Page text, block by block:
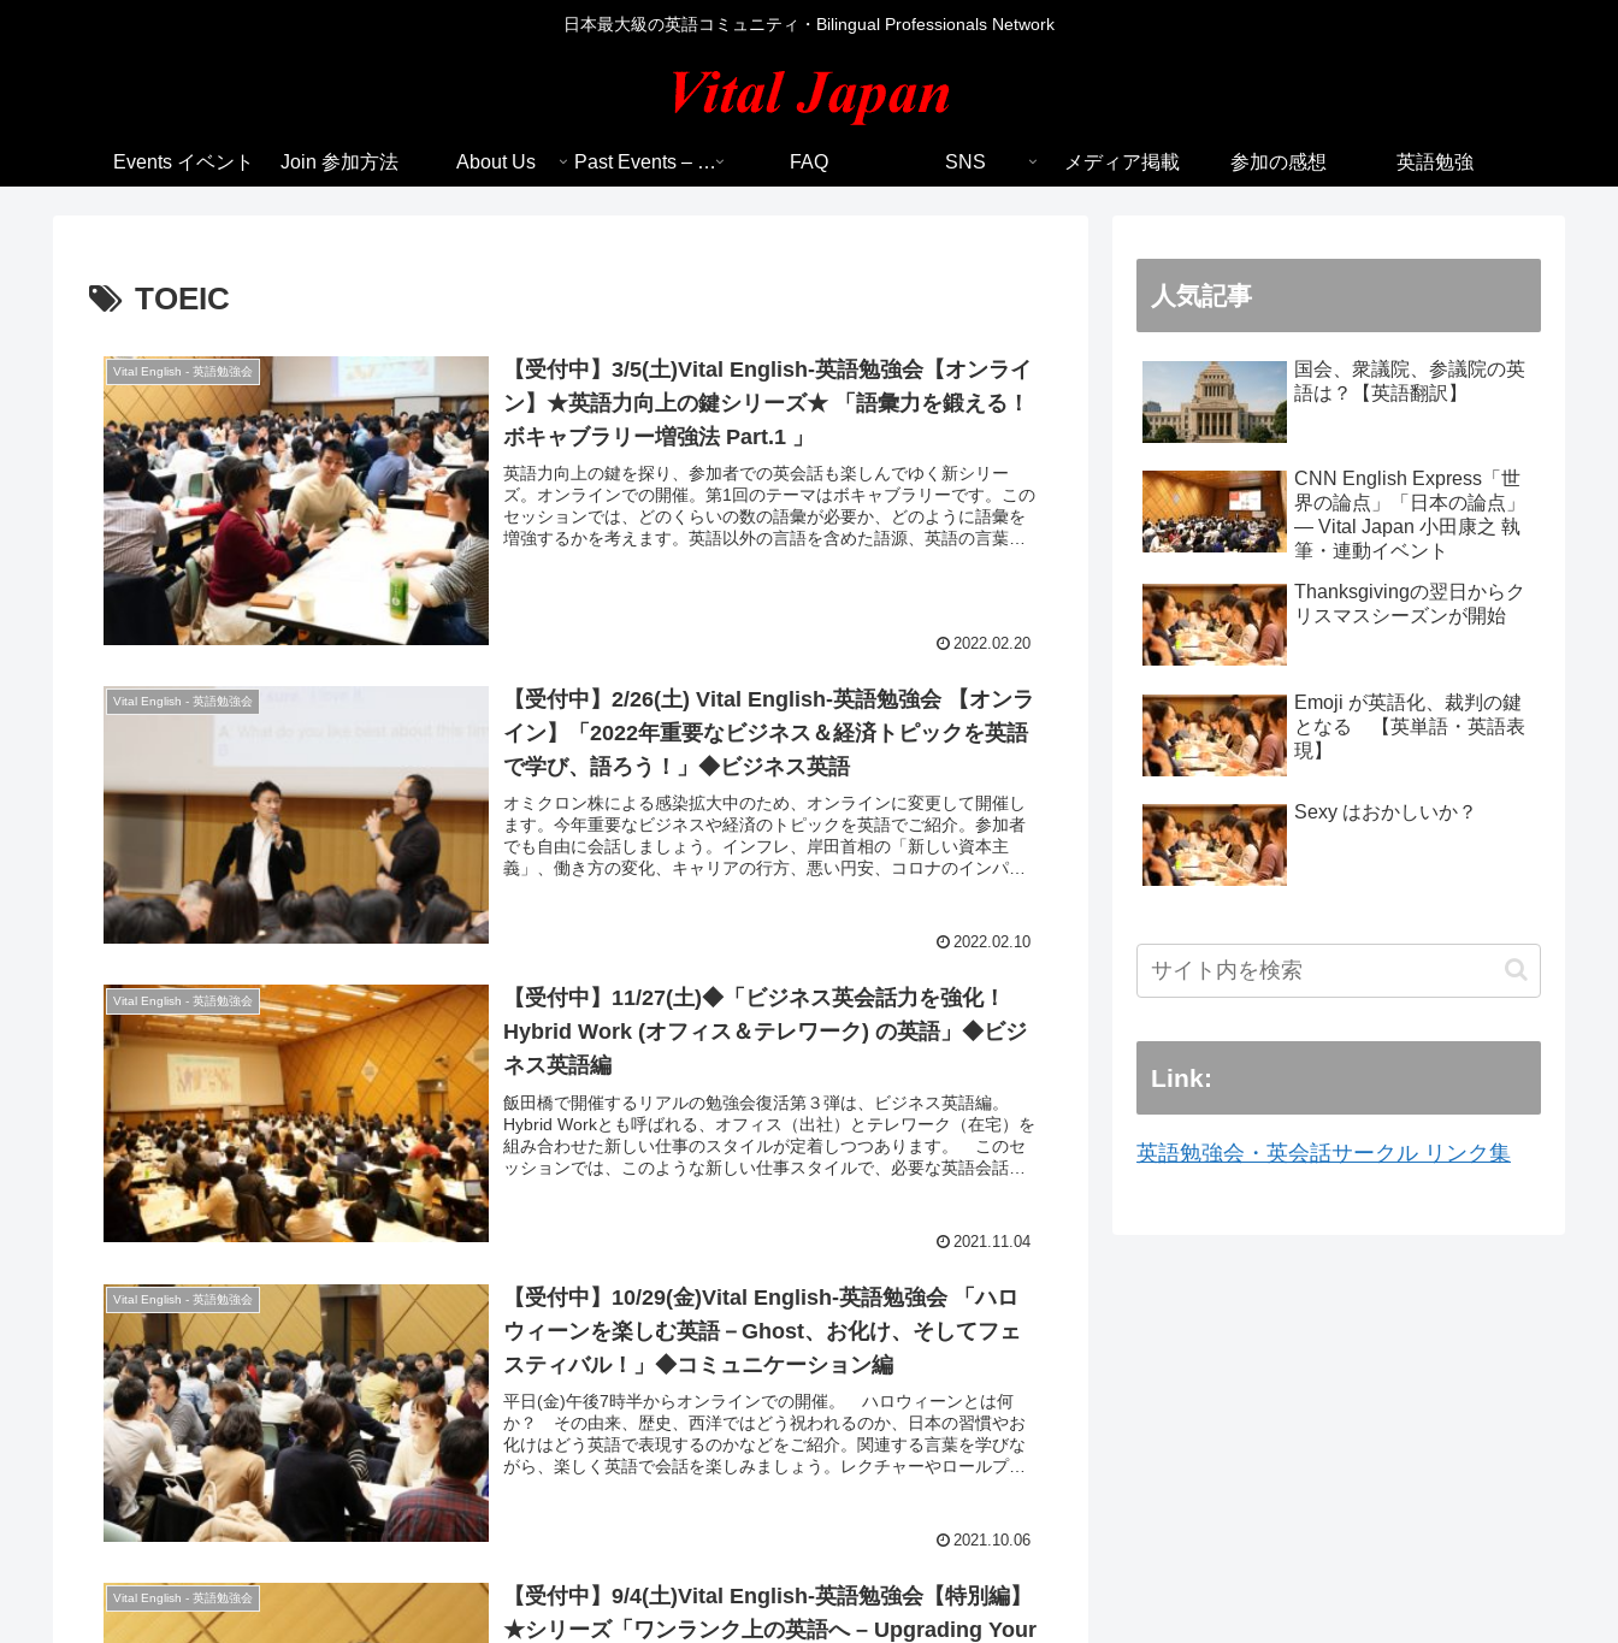
日本最大級の英語コミュニティ・Bilingual Professionals Network
Events イベント Join 参加方法 About Us Past Events – 過去のイベント FAQ SNS メディア掲載 参加の感想 英語勉強
TOEIC
Vital English - 英語勉強会
【受付中】3/5(土)Vital English-英語勉強会【オンライ
ン】★英語力向上の鍵シリーズ★ 「語彙力を鍛える！
ボキャブラリー増強法 Part.1 」
英語力向上の鍵を探り、参加者での英会話も楽しんでゆく新シリー
ズ。オンラインでの開催。第1回のテーマはボキャブラリーです。この
セッションでは、どのくらいの数の語彙が必要か、どのように語彙を
増強するかを考えます。英語以外の言語を含めた語源、英語の言葉の
2022.02.20
Vital English - 英語勉強会
【受付中】2/26(土) Vital English-英語勉強会 【オンラ
イン】「2022年重要なビジネス＆経済トピックを英語
で学び、語ろう！」◆ビジネス英語
オミクロン株による感染拡大中のため、オンラインに変更して開催し
ます。今年重要なビジネスや経済のトピックを英語でご紹介。参加者
でも自由に会話しましょう。インフレ、岸田首相の「新しい資本主
義」、働き方の変化、キャリアの行方、悪い円安、コロナのインパク
彩な参加者と会話＆交流し、英語での会話を楽しみましょう！
2022.02.10
Vital English - 英語勉強会
【受付中】11/27(土)◆「ビジネス英会話力を強化！
Hybrid Work (オフィス＆テレワーク) の英語」◆ビジ
ネス英語編
飯田橋で開催するリアルの勉強会復活第３弾は、ビジネス英語編。
Hybrid Workとも呼ばれる、オフィス（出社）とテレワーク（在宅）を
組み合わせた新しい仕事のスタイルが定着しつつあります。 このセ
ッションでは、このような新しい仕事スタイルで、必要な英語会話力
2021.11.04
Vital English - 英語勉強会
【受付中】10/29(金)Vital English-英語勉強会 「ハロ
ウィーンを楽しむ英語－Ghost、お化け、そしてフェ
スティバル！」◆コミュニケーション編
平日(金)午後7時半からオンラインでの開催。 ハロウィーンとは何
か？ その由来、歴史、西洋ではどう祝われるのか、日本の習慣やお
化けはどう英語で表現するのかなどをご紹介。関連する言葉を学びな
がら、楽しく英語で会話を楽しみましょう。レクチャーやロールプレ
2021.10.06
Vital English - 英語勉強会
【受付中】9/4(土)Vital English-英語勉強会【特別編】
★シリーズ「ワンランク上の英語へ – Upgrading Your
人気記事
国会、衆議院、参議院の英
語は？【英語翻訳】
CNN English Express「世
界の論点」「日本の論点」
― Vital Japan 小田康之 執
筆・連動イベント
Thanksgivingの翌日からク
リスマスシーズンが開始
Emoji が英語化、裁判の鍵
となる 【英単語・英語表
現】
Sexy はおかしいか？
Link:
英語勉強会・英会話サークル リンク集